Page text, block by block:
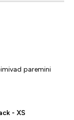
paremini
- XS